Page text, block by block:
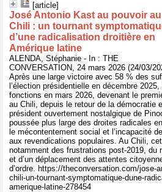
[article]
José Antonio Kast au pouvoir au
Chili : un tournant
d’une radicalisation droitière en
Amérique latine
ALENDA, Stéphanie - In : THE
CONVERSATION, 24 mars 2026 (24/03/
Après une large victoire avec 58 % des
l’élection présidentielle en décembre
fonctions en mars 2026, devenant le
au Chili, depuis le retour de la démocratie
président ouvertement nostalgique de
poussée plus large des droites radicales
le mécontentement social et l’incapacité
aux revendications populaires. Au Chili,
notamment des frustrations post-2019, du
et d’un déplacement des attentes
d’ordre. https://theconversation.com/jose-
chili-un-tournant-symptomatique-dune-
amerique-latine-278454